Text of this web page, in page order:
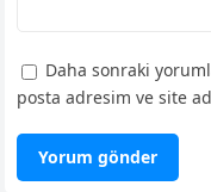
Daha sonraki
posta adresim ve site